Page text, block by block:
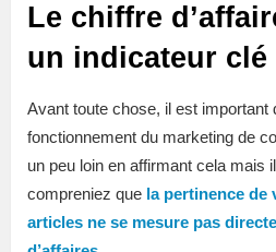
Le chiffre
un indicateur clé
Avant toute chose, il est important
fonctionnement du marketing de
un peu loin en affirmant cela mais
compreniez que la pertinence de
articles ne se mesure pas